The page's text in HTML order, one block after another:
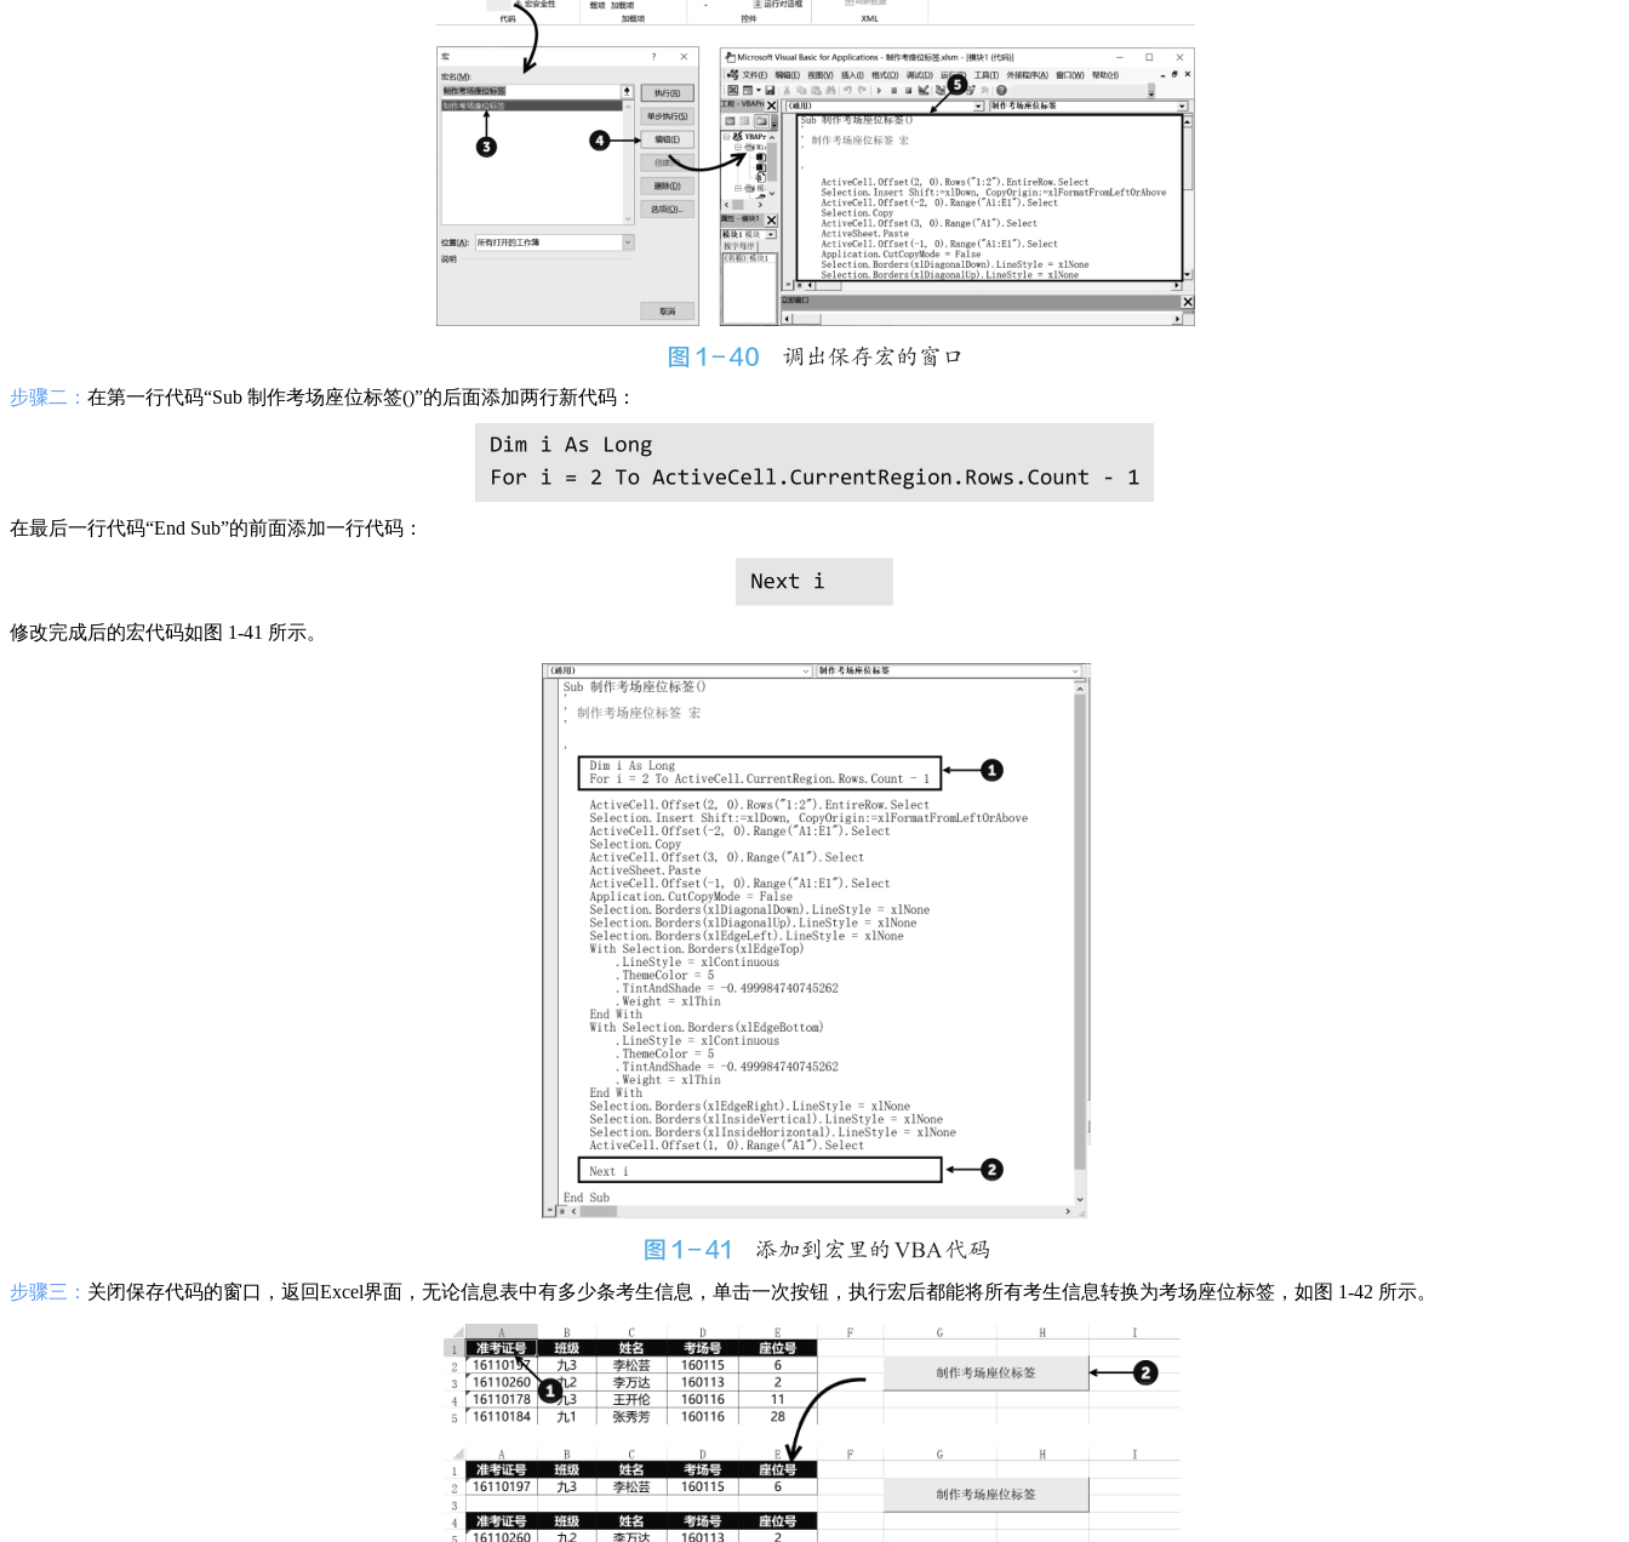
步骤二： 在第一行代码“Sub 制作考场座位标签()”的后面添加两行新代码：
在最后一行代码“End Sub”的前面添加一行代码：
修改完成后的宏代码如图 1-41 所示。
步骤三： 关闭保存代码的窗口，返回Excel界面，无论信息表中有多少条考生信息，单击一次按钮，执行宏后都能将所有考生信息转换为考场座位标签，如图 1-42 所示。